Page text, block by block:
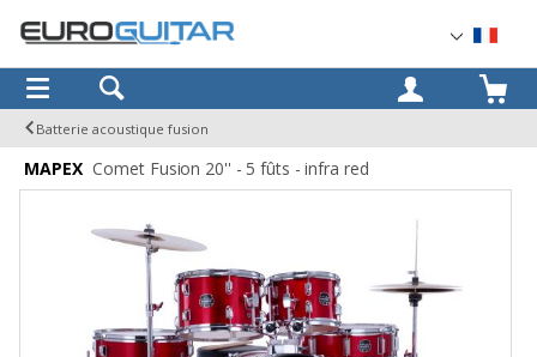
OK
Batterie acoustique fusion
MAPEX Comet Fusion 20'' - 5 fûts - infra red